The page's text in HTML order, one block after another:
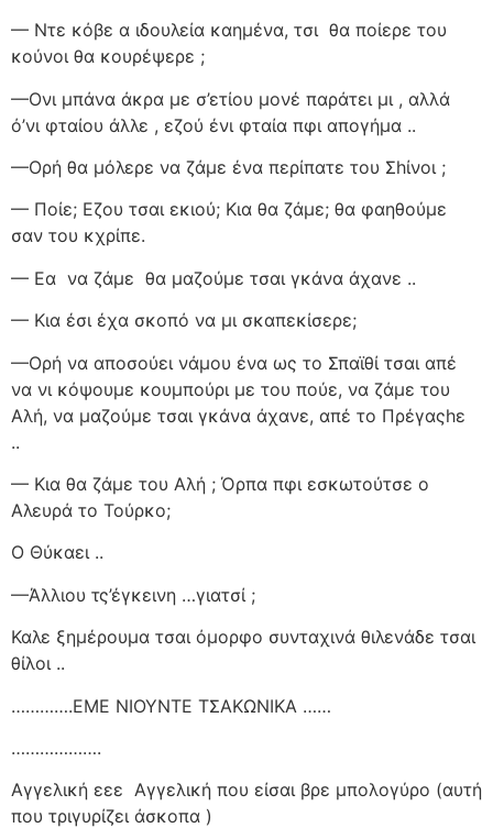
— Ντε κόβε α ιδουλεία καημένα, τσι θα ποίερε του
κούνοι θα κουρέψερε ;
—Ονι μπάνα άκρα με σ’ετίου μονέ παράτει μι , αλλά
ό’νι φταίου άλλε , εζού ένι φταία πφι απογήμα ..
—Ορή θα μόλερε να ζάμε ένα περίπατε του Σhίνοι ;
— Ποίε; Εζου τσαι εκιού; Κια θα ζάμε; θα φαηθούμε
σαν του κχρίπε.
— Εα να ζάμε θα μαζούμε τσαι γκάνα άχανε ..
— Κια έσι έχα σκοπό να μι σκαπεκίσερε;
—Ορή να αποσούει νάμου ένα ως το Σπαϊθί τσαι απέ
να νι κόψουμε κουμπούρι με του πούε, να ζάμε του
Αλή, να μαζούμε τσαι γκάνα άχανε, απέ το Πρέγαςhε
..
— Κια θα ζάμε του Αλή ; Όρπα πφι εσκωτούτσε ο
Αλευρά το Τούρκο;
Ο Θύκαει ..
—Άλλιου τς’έγκεινη …γιατσί ;
Καλε ξημέρουμα τσαι όμορφο συνταχινά θιλενάδε τσαι
θίλοι ..
………….ΕΜΕ ΝΙΟΥΝΤΕ ΤΣΑΚΩΝΙΚΑ ……
……………….
Αγγελική εεε Αγγελική που είσαι βρε μπολογύρο (αυτή
που τριγυρίζει άσκοπα )